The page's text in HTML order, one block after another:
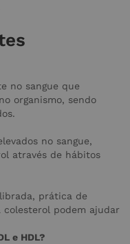
no sangue que
organismo, sendo
no sangue,
através de hábitos
prática de
podem ajudar
e HDL?